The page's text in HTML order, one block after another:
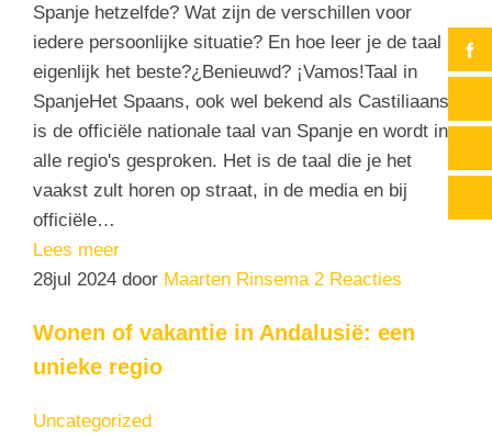
Spanje hetzelfde? Wat zijn de verschillen voor
iedere persoonlijke situatie? En hoe leer je de taal
eigenlijk het beste?¿Benieuwd? ¡Vamos!Taal in
SpanjeHet Spaans, ook wel bekend als Castiliaans,
is de officiële nationale taal van Spanje en wordt in
alle regio's gesproken. Het is de taal die je het
vaakst zult horen op straat, in de media en bij
officiële…
Lees meer
28jul 2024 door Maarten Rinsema 2 Reacties
Wonen of vakantie in Andalusië: een
unieke regio
Uncategorized